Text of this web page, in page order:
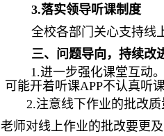
3.落实领导听课制度
全校各部门关心支持线
三、问题导向，持续改
1.进一步强化课堂互动
可能开着听课APP不认真听
2.注意线下作业的批改
老师对线上作业的批改要更